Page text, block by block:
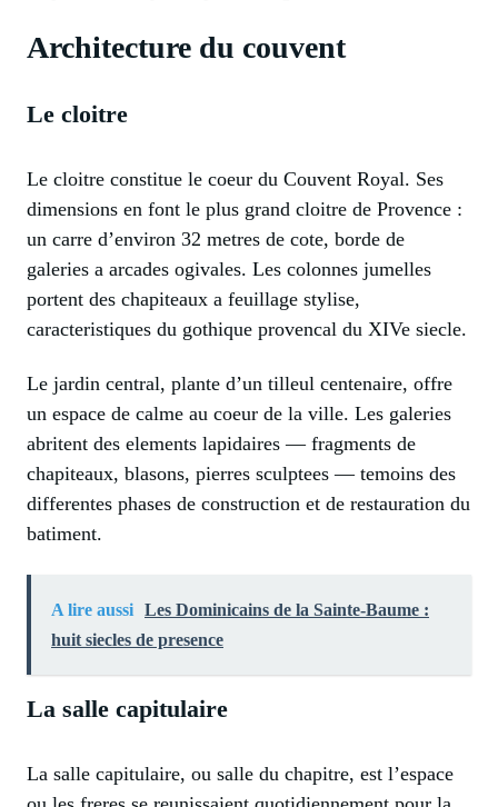
Architecture du couvent
Le cloitre
Le cloitre constitue le coeur du Couvent Royal. Ses
dimensions en font le plus grand cloitre de Provence :
un carre d’environ 32 metres de cote, borde de
galeries a arcades ogivales. Les colonnes jumelles
portent des chapiteaux a feuillage stylise,
caracteristiques du gothique provencal du XIVe siecle.
Le jardin central, plante d’un tilleul centenaire, offre
un espace de calme au coeur de la ville. Les galeries
abritent des elements lapidaires — fragments de
chapiteaux, blasons, pierres sculptees — temoins des
differentes phases de construction et de restauration du
batiment.
A lire aussi Les Dominicains de la Sainte-Baume :
huit siecles de presence
La salle capitulaire
La salle capitulaire, ou salle du chapitre, est l’espace